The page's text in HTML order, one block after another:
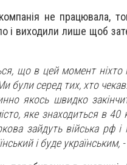
не працювала,
і виходили лише щоб
що в цей момент ніхто
були серед тих, хто
якось швидко
яке знаходиться в
зайдуть війська рф
і буде українським,